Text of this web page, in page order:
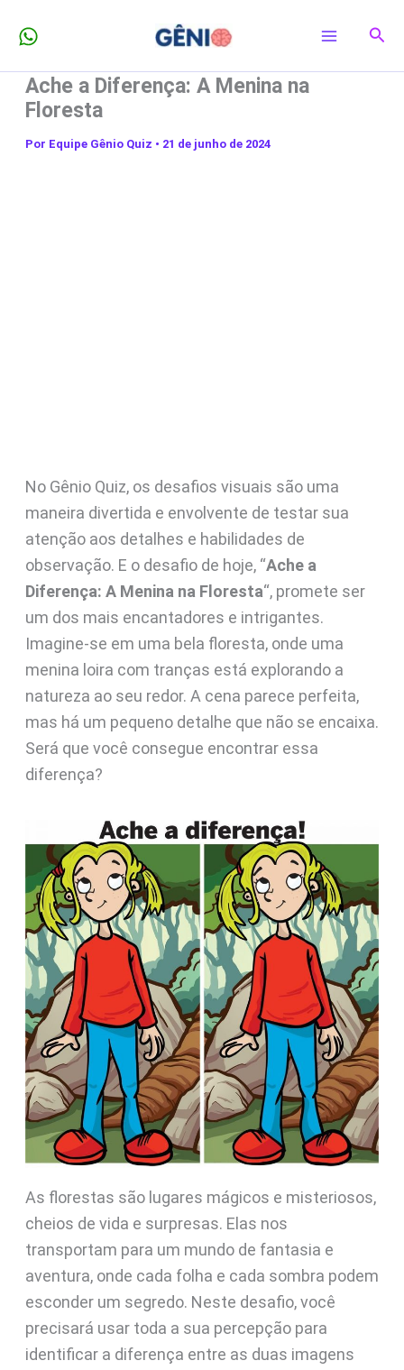
para
conteúdo
Ache a Diferença: A Menina na
Floresta
Por Equipe Gênio Quiz • 21 de junho de 2024
No Gênio Quiz, os desafios visuais são uma
maneira divertida e envolvente de testar sua
atenção aos detalhes e habilidades de
observação. E o desafio de hoje, “Ache a
Diferença: A Menina na Floresta“, promete ser
um dos mais encantadores e intrigantes.
Imagine-se em uma bela floresta, onde uma
menina loira com tranças está explorando a
natureza ao seu redor. A cena parece perfeita,
mas há um pequeno detalhe que não se encaixa.
Será que você consegue encontrar essa
diferença?
As florestas são lugares mágicos e misteriosos,
cheios de vida e surpresas. Elas nos
transportam para um mundo de fantasia e
aventura, onde cada folha e cada sombra podem
esconder um segredo. Neste desafio, você
precisará usar toda a sua percepção para
identificar a diferença entre as duas imagens